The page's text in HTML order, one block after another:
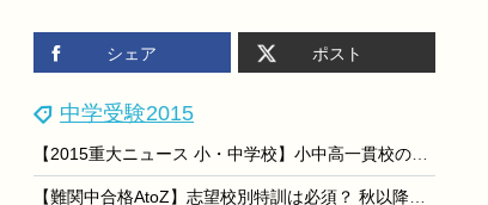
シェア ポスト
中学受験2015
【2015重大ニュース 小・中学校】小中高一貫校の新設や「義務教育学校」の成立
【難関中合格AtoZ】志望校別特訓は必須？ 秋以降の過ごし方…SS-1馬屋原先生